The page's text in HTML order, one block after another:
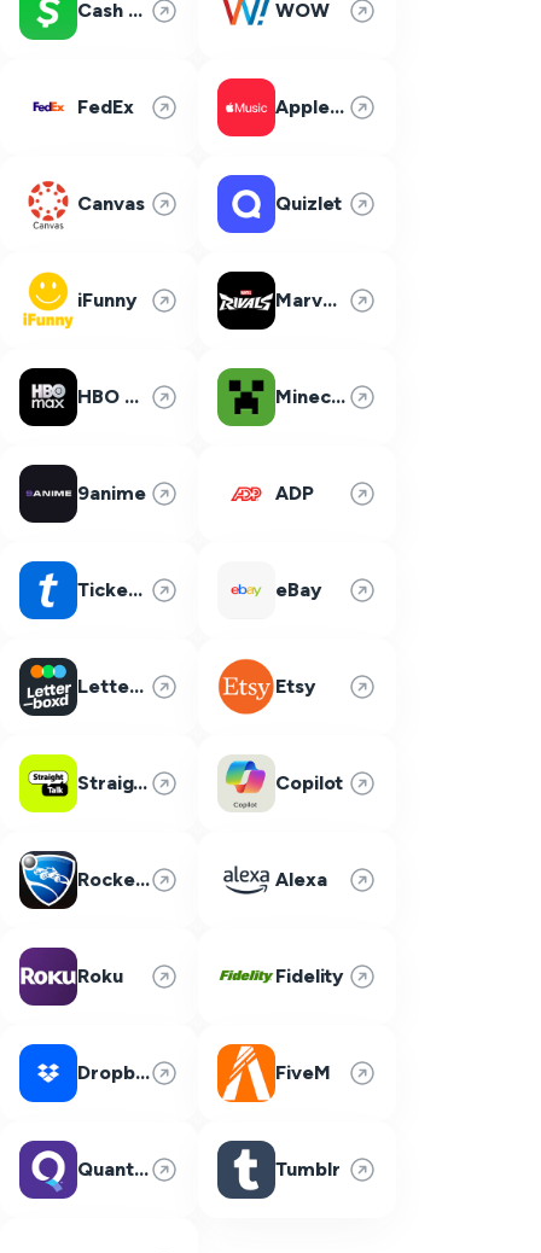
Cash App WOW
FedEx Apple Music
Canvas Quizlet
iFunny Marvel Rivals
HBO Max Minecraft
9anime ADP
Ticketmaster eBay
Letterboxd Etsy
Straight Talk Copilot
Rocket League Alexa
Roku Fidelity
Dropbox FiveM
Quantum Fiber Tumblr